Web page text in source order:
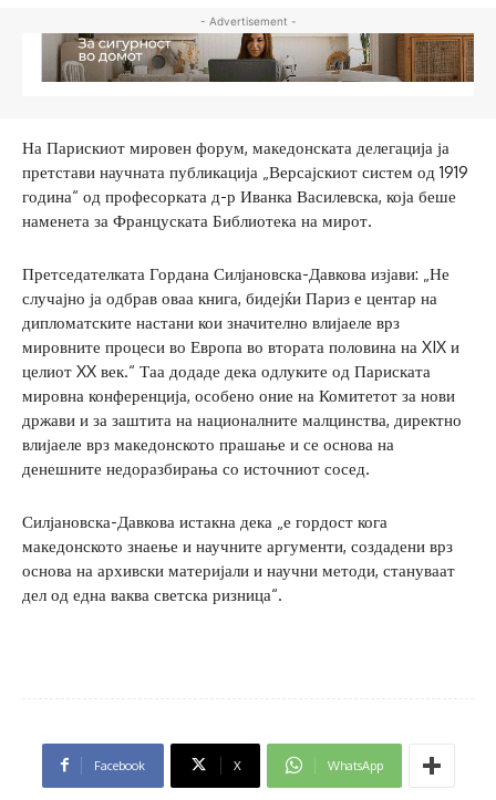
- Advertisement -
На Парискиот мировен форум, македонската делегација ја
претстави научната публикација „Версајскиот систем од 1919
година“ од професорката д-р Иванка Василевска, која беше
наменета за Француската Библиотека на мирот.
Претседателката Гордана Силјановска-Давкова изјави: „Не
случајно ја одбрав оваа книга, бидејќи Париз е центар на
дипломатските настани кои значително влијаеле врз
мировните процеси во Европа во втората половина на XIX и
целиот XX век.“ Таа додаде дека одлуките од Париската
мировна конференција, особено оние на Комитетот за нови
држави и за заштита на националните малцинства, директно
влијаеле врз македонското прашање и се основа на
денешните недоразбирања со источниот сосед.
Силјановска-Давкова истакна дека „е гордост кога
македонското знаење и научните аргументи, создадени врз
основа на архивски материјали и научни методи, стануваат
дел од една ваква светска ризница“.
Facebook X WhatsApp